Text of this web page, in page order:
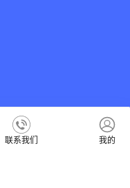
联系我们 我的